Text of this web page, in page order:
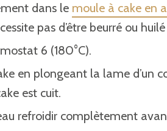
dans le moule à cake en
pas d’être beurré ou
6 (180°C).
en plongeant la lame d’un
est cuit.
refroidir complètement